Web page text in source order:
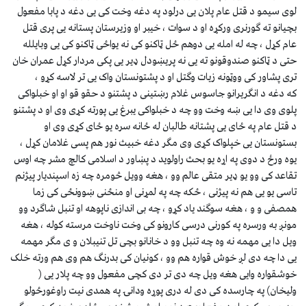
لوی سیمو د قتل عام پلان یی درلود په دغه وخت کی یی دغه د پابا مفعول
بچیانو ته ګورنری ورکړه او د سوات ، خیبر او وزیرستان پستانه یی پری قتل
عام کړل ، چه له امله یی دوهم ځل ټاکنو کی نه یواځی ټاکنو کی یی وبایلله
حتی د ټاکنو صندوقونو ته یی نه پریښودل ډیر یی پکی مردار کړل عمران خان
تری پشاور کی ووټونه زیات وګتل او د پشتونستان واک یی تر لاسه کړو ،
که دغه د انګریرانو جاسوس غلام رښتینی د پشتنو د حقو قو او او خبلواکی
پلوی وی دا یی ښه وخت وو چه د خبلواکی یبرغ یی پورته کړی وی او د پشتنو
د قتل عام په ځای یی پشتانه طالبان له ځانه سره یو ځای کړی وی او
بستونستان یی خپلواک کړی وی مګر دغه خبیث نور هم پسی غلامان کړل ،
یوه ورځ د دوی په اړه یو بحث راولوید د پښاور د اسلامی کالچ مشر چه اوس
تقاعد کی وو یو ډیر متقی عالم وو ، هغه وویل څومره چه زه اسپندیار پیژنم
تاسی یو یی هم نه پیژنی ، ځکه چه په لمړنی او منځنی ښوونځی کی زما
همصفی و و ، هغه سوګند یاد کړو ، چه بی اندازی ناپوهه او تنبل شاګرد وو
مونږ به ورسره په کورنی درسی کارونو کی وخت ناوخت مرسته کوله ، هغه
ویل دا یی مهمه نه وه چه تنبل وو د خانانو بچی تل تنیبلان و ی مګر مهمه
یی دا چه دی لږ خوش قواره هم وو ، کونیان کی بدرنګ هم وی هم ورته خلک
خوشقواره وایی هغه ویل چه دی تر دی کچی مفعول وو چه پلار یی (
ولیخان) په چارسده کی دی له دری پوړه ودانۍ په همدی نیت راوغورځولو